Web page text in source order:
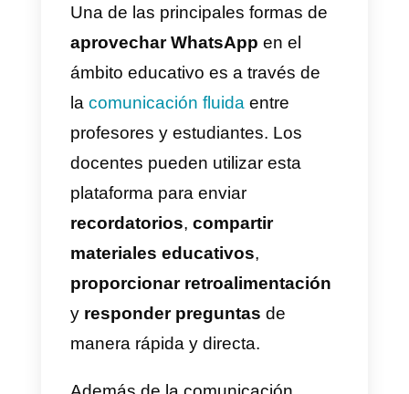
fascinante mundo deWhatsApp
para la educación?
¡Acompáñanos en este viaje
mientras exploramos cómo esta
plataforma puede abrir nuevas
oportunidades de aprendizaje,
colaboración en el aula y una
nueva manera de interactuar con
las personas a través de
herramientas comoCallbell